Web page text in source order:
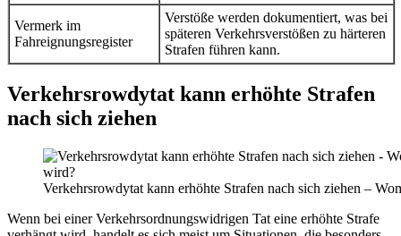
Vermerk im
Fahreignungsregister
Verstöße werden dokumentiert, was bei
späteren Verkehrsverstößen zu härteren
Strafen führen kann.
Verkehrsrowdytat kann erhöhte Strafen
nach sich ziehen
Verkehrsrowdytat kann erhöhte Strafen nach sich ziehen –
Wenn bei einer Verkehrsordnungswidrigen Tat eine erhöhte Strafe